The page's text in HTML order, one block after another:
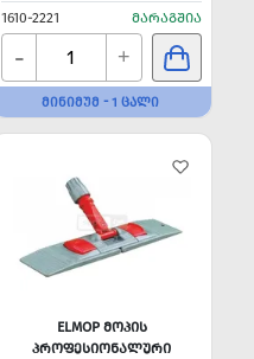
1610-2221 ᲛᲐᲠᲐᲒᲨᲘᲐ
- +
ᲛᲘᲜᲘᲛᲣᲛ - 1 ᲪᲐᲚᲘ
ELMOP ᲛᲝᲞᲘᲡ
ᲞᲠᲝᲤᲔᲡᲘᲝᲜᲐᲚᲣᲠᲘ